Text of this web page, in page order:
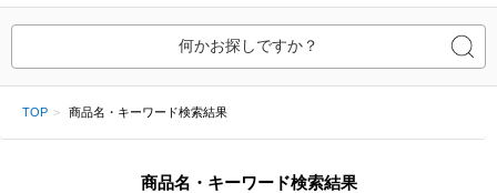
何かお探しですか？
TOP 商品名・キーワード検索結果
商品名・キーワード検索結果